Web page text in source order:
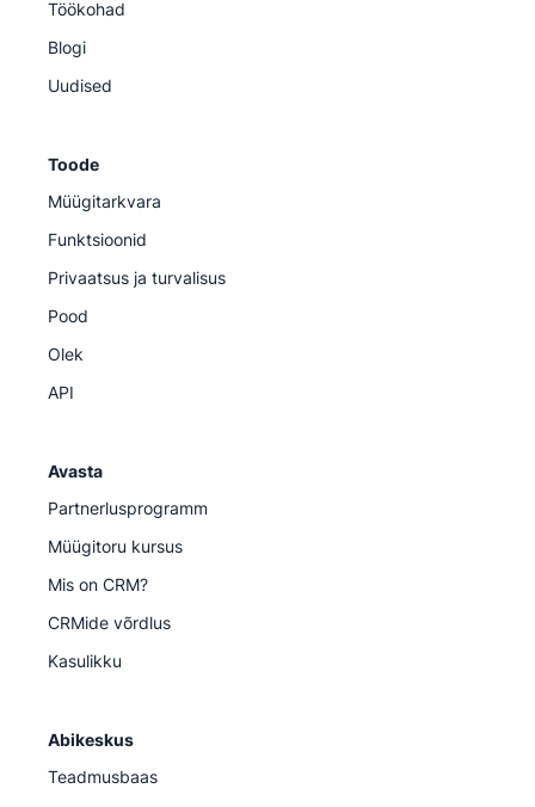
Töökohad
Blogi
Uudised
Toode
Müügitarkvara
Funktsioonid
Privaatsus ja turvalisus
Pood
Olek
API
Avasta
Partnerlusprogramm
Müügitoru kursus
Mis on CRM?
CRMide võrdlus
Kasulikku
Abikeskus
Teadmusbaas